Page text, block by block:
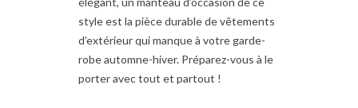
style est la pièce durable de vêtements
d’extérieur qui manque à votre garde-
robe automne-hiver. Préparez-vous à le
porter avec tout et partout !